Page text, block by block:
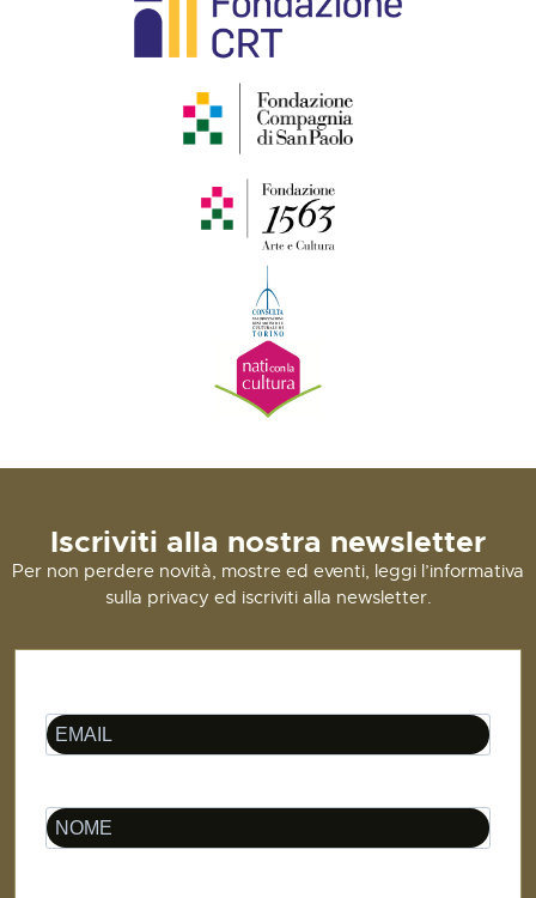
Iscriviti alla nostra newsletter
Per non perdere novità, mostre ed eventi, leggi l’informativa
sulla privacy ed iscriviti alla newsletter.